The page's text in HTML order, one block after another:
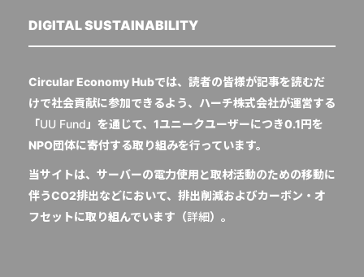
DIGITAL SUSTAINABILITY
Circular Economy Hubでは、読者の皆様が記事を読むだ
けで社会貢献に参加できるよう、ハーチ株式会社が運営する
「UU Fund 」を通じて、1ユニークユーザーにつき0.1円を
NPO団体に寄付する取り組みを行っています。
当サイトは、サーバーの電力使用と取材活動のための移動に
伴うCO2排出などにおいて、排出削減およびカーボン・オ
フセットに取り組んでいます（詳細）。